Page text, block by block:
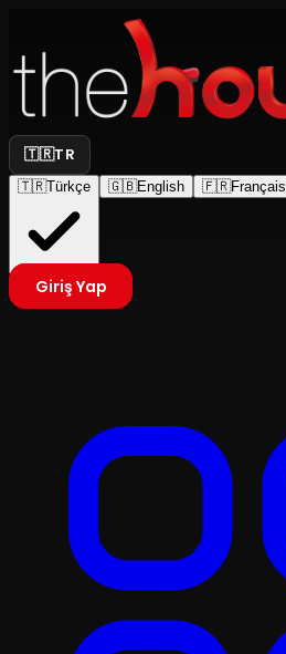
🇹🇷TR
🇹🇷Türkçe 🇬🇧English 🇫🇷Français
Giriş Yap